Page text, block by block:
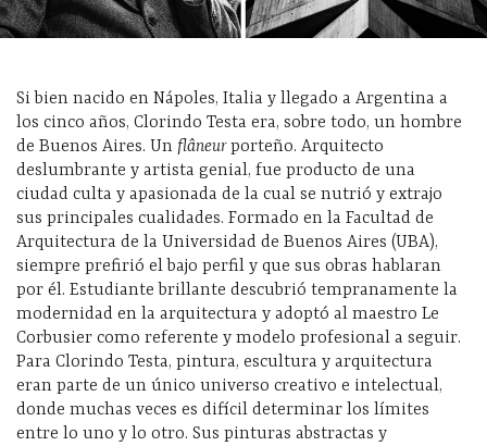
Si bien nacido en Nápoles, Italia y llegado a Argentina a
los cinco años, Clorindo Testa era, sobre todo, un hombre
de Buenos Aires. Un flâneurporteño. Arquitecto
deslumbrante y artista genial, fue producto de una
ciudad culta y apasionada de la cual se nutrió y extrajo
sus principales cualidades. Formado en la Facultad de
Arquitectura de la Universidad de Buenos Aires (UBA),
siempre prefirió el bajo perfil y que sus obras hablaran
por él. Estudiante brillante descubrió tempranamente la
modernidad en la arquitectura y adoptó al maestro Le
Corbusier como referente y modelo profesional a seguir.
Para Clorindo Testa, pintura, escultura y arquitectura
eran parte de un único universo creativo e intelectual,
donde muchas veces es difícil determinar los límites
entre lo uno y lo otro. Sus pinturas abstractas y